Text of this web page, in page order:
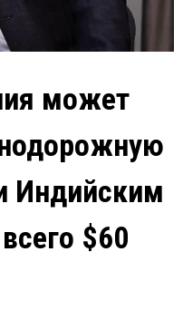
может
Индийским
$60